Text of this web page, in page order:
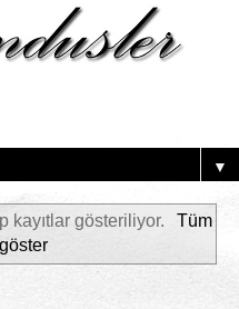
▼
kayıtlar gösteriliyor.
Tüm